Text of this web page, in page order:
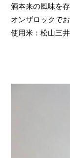
酒本来の風味を
オンザロックで
使用米：松山三